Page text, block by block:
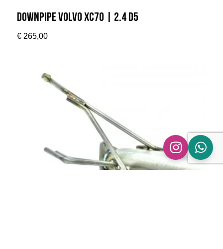
Downpipe Volvo XC70 | 2.4 D5
€265,00